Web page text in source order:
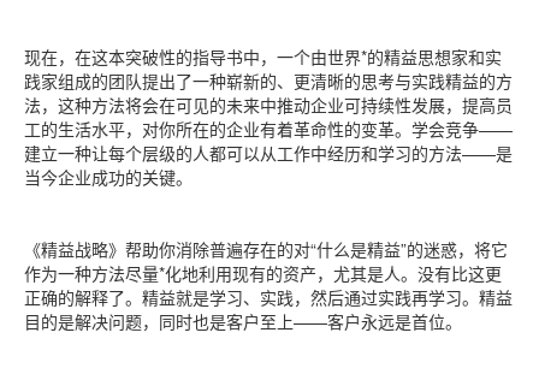
现在，在这本突破性的指导书中，一个由世界*的精益思想家和实
践家组成的团队提出了一种崭新的、更清晰的思考与实践精益的方
法，这种方法将会在可见的未来中推动企业可持续性发展，提高员
工的生活水平，对你所在的企业有着革命性的变革。学会竞争——
建立一种让每个层级的人都可以从工作中经历和学习的方法——是
当今企业成功的关键。
《精益战略》帮助你消除普遍存在的对“什么是精益”的迷惑，将它
作为一种方法尽量*化地利用现有的资产，尤其是人。没有比这更
正确的解释了。精益就是学习、实践，然后通过实践再学习。精益
目的是解决问题，同时也是客户至上——客户永远是首位。